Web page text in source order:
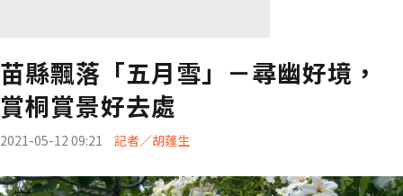
苗縣飄落「五月雪」－尋幽好境，
賞桐賞景好去處
2021-05-12 09:21 記者／胡蓬生